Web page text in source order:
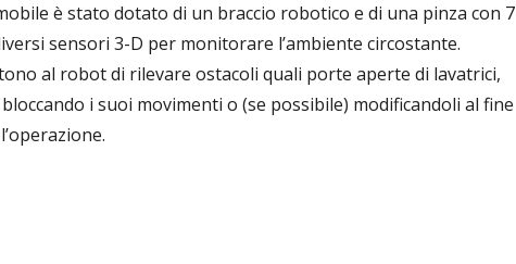
è stato dotato di un braccio robotico e di una pinza con 7
sensori 3-D per monitorare l’ambiente circostante.
al robot di rilevare ostacoli quali porte aperte di lavatrici,
i suoi movimenti o (se possibile) modificandoli al fine